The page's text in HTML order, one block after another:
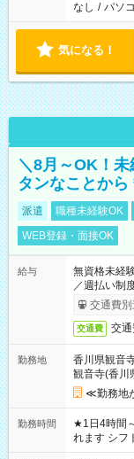
なし / パソ
気になる！
＼8月～OK！
タンなことから
派遣 職種未経験OK
WEB登録・面接OK
給与
無資格未経
／週払い制
了次第のお
交通費別
交通費 交
勤務地
香川県観音
観音寺(香川
≪勤務地
勤務時間
★1日4時間～の時短シフ
れます シフ
18：00 11：00～20：00